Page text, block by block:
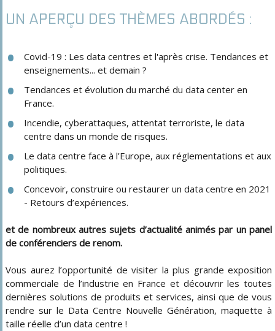
UN APERÇU DES THÈMES ABORDÉS :
Covid-19 : Les data centres et l'après crise. Tendances et
enseignements... et demain ?
Tendances et évolution du marché du data center en
France.
Incendie, cyberattaques, attentat terroriste, le data
centre dans un monde de risques.
Le data centre face à l’Europe, aux réglementations et aux
politiques.
Concevoir, construire ou restaurer un data centre en 2021
- Retours d’expériences.
et de nombreux autres sujets d’actualité animés par un panel
de conférenciers de renom.
Vous aurez l’opportunité de visiter la plus grande exposition
commerciale de l’industrie en France et découvrir les toutes
dernières solutions de produits et services, ainsi que de vous
rendre sur le Data Centre Nouvelle Génération, maquette à
taille réelle d’un data centre !